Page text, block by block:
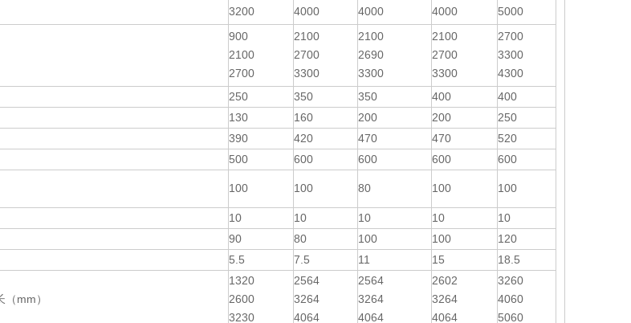
3200
4000
4000
4000
5000
900
2100
2700
2100
2700
3300
2100
2690
3300
2100
2700
3300
2700
3300
4300
250 350 350 400
400
130 160 200 200
250
390 420 470 470
520
500 600 600 600
600
100 100 80 100 100
10 10 10 10
10
90 80 100 100
120
5.5 7.5 11 15 18.5
（mm）
1320
2600
3230
2564
3264
4064
2564
3264
4064
2602
3264
4064
3260
4060
5060